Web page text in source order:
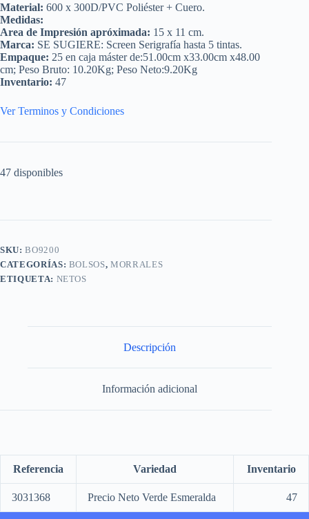
Material: 600 x 300D/PVC Poliéster + Cuero.
Medidas:
Area de Impresión apróximada: 15 x 11 cm.
Marca: SE SUGIERE: Screen Serigrafía hasta 5 tintas.
Empaque: 25 en caja máster de:51.00cm x33.00cm x48.00
cm; Peso Bruto: 10.20Kg; Peso Neto:9.20Kg
Inventario: 47
Ver Terminos y Condiciones
47 disponibles
SKU:BO9200
CATEGORÍAS: BOLSOS,MORRALES
ETIQUETA: NETOS
Descripción
Información adicional
Referencia Variedad Inventario
3031368 Precio Neto Verde Esmeralda 47